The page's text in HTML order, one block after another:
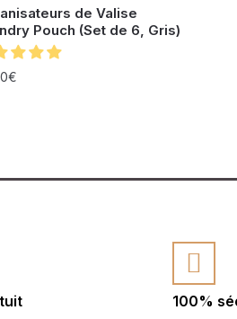
de Valise
Pouch (Set de 6, Gris)
€
100%